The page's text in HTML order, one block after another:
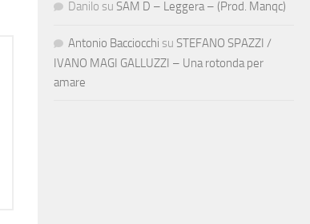
Danilo su SAM D – Leggera – (Prod. Manqc)
Antonio Bacciocchi su STEFANO SPAZZI /
IVANO MAGI GALLUZZI – Una rotonda per
amare